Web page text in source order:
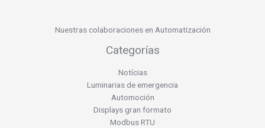
Nuestras colaboraciones en Automatización
Categorías
Notícias
Luminarias de emergencia
Automoción
Displays gran formato
Modbus RTU